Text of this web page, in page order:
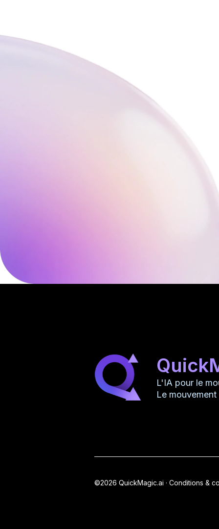
L'IA pour le
Le
©2026 QuickMagic.ai · Conditions &